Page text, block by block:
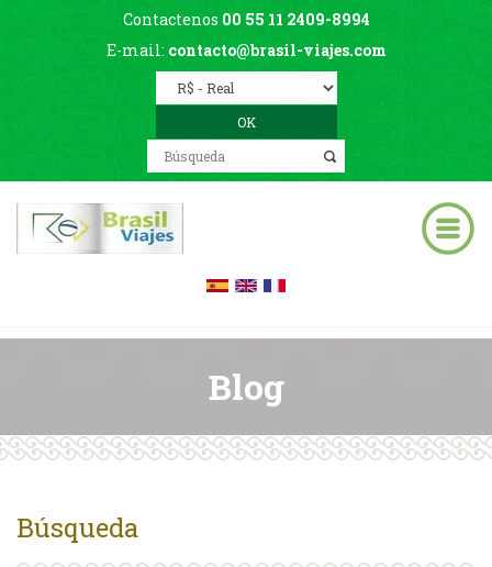
Contactenos 00 55 11 2409-8994
E-mail: contacto@brasil-viajes.com
Blog
Búsqueda